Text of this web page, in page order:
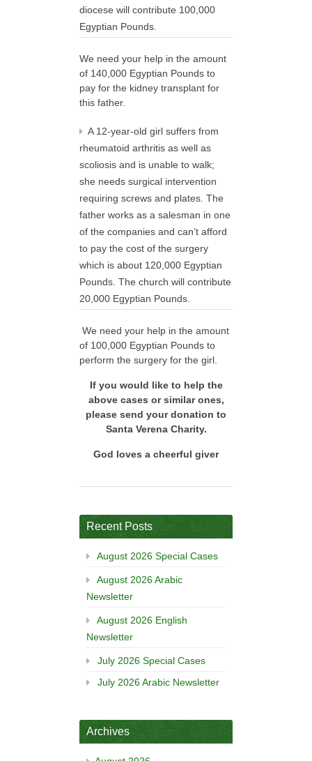
diocese will contribute 100,000
Egyptian Pounds.
We need your help in the amount
of 140,000 Egyptian Pounds to
pay for the kidney transplant for
this father.
A 12-year-old girl suffers from
rheumatoid arthritis as well as
scoliosis and is unable to walk;
she needs surgical intervention
requiring screws and plates. The
father works as a salesman in one
of the companies and can’t afford
to pay the cost of the surgery
which is about 120,000 Egyptian
Pounds. The church will contribute
20,000 Egyptian Pounds.
We need your help in the amount
of 100,000 Egyptian Pounds to
perform the surgery for the girl.
If you would like to help the
above cases or similar ones,
please send your donation to
Santa Verena Charity.
God loves a cheerful giver
Recent Posts
August 2026 Special Cases
August 2026 Arabic
Newsletter
August 2026 English
Newsletter
July 2026 Special Cases
July 2026 Arabic Newsletter
Archives